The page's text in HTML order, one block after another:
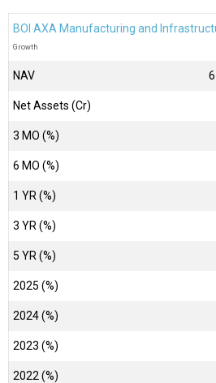
BOI AXA Manufacturing and
Growth
NAV
Net Assets (Cr)
3 MO (%)
6 MO (%)
1 YR (%)
3 YR (%)
5 YR (%)
2025 (%)
2024 (%)
2023 (%)
2022 (%)